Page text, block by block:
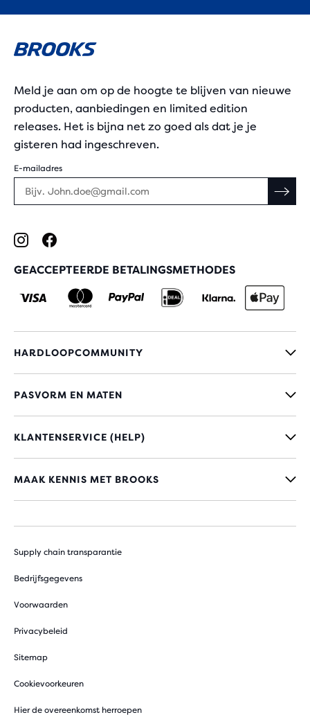
Meld je aan om op de hoogte te blijven van nieuwe
producten, aanbiedingen en limited edition
releases. Het is bijna net zo goed als dat je je
gisteren had ingeschreven.
E-mailadres
GEACCEPTEERDE BETALINGSMETHODES
HARDLOOPCOMMUNITY
PASVORM EN MATEN
KLANTENSERVICE (HELP)
MAAK KENNIS MET BROOKS
Supply chain transparantie
Bedrijfsgegevens
Voorwaarden
Privacybeleid
Sitemap
Cookievoorkeuren
Hier de overeenkomst herroepen